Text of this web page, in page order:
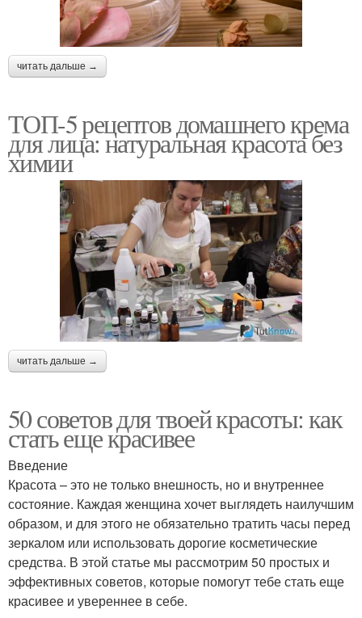
читать дальше →
ТОП-5 рецептов домашнего крема
для лица: натуральная красота без
химии
читать дальше →
50 советов для твоей красоты: как
стать еще красивее
Введение
Красота – это не только внешность, но и внутреннее
состояние. Каждая женщина хочет выглядеть наилучшим
образом, и для этого не обязательно тратить часы перед
зеркалом или использовать дорогие косметические
средства. В этой статье мы рассмотрим 50 простых и
эффективных советов, которые помогут тебе стать еще
красивее и увереннее в себе.